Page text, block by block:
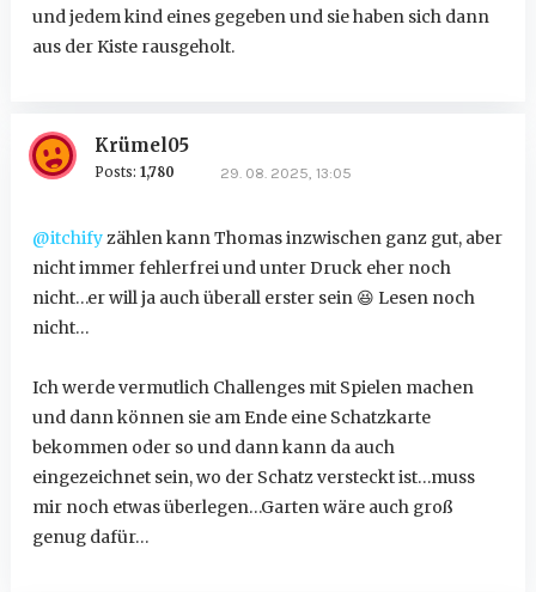
und jedem kind eines gegeben und sie haben sich dann
aus der Kiste rausgeholt.
Krümel05
Posts: 1,780 29. 08. 2025, 13:05
@itchifyzählen kann Thomas inzwischen ganz gut, aber
nicht immer fehlerfrei und unter Druck eher noch
nicht…er will ja auch überall erster sein 😆 Lesen noch
nicht…
Ich werde vermutlich Challenges mit Spielen machen
und dann können sie am Ende eine Schatzkarte
bekommen oder so und dann kann da auch
eingezeichnet sein, wo der Schatz versteckt ist…muss
mir noch etwas überlegen…Garten wäre auch groß
genug dafür…